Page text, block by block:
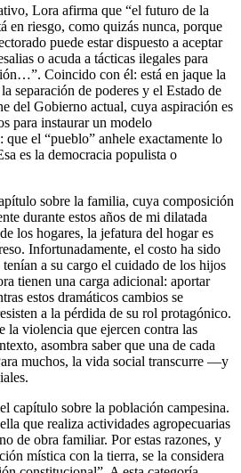
Lora afirma que “el futuro de la
en riesgo, como quizás nunca, porque
puede estar dispuesto a aceptar
o acuda a tácticas ilegales para
Coincido con él: está en jaque la
separación de poderes y el Estado de
del Gobierno actual, cuya aspiración es
para instaurar un modelo
que el “pueblo” anhele exactamente lo
es la democracia populista o
sobre la familia, cuya composición
durante estos años de mi dilatada
los hogares, la jefatura del hogar es
Infortunadamente, el costo ha sido
a su cargo el cuidado de los hijos
tienen una carga adicional: aportar
estos dramáticos cambios se
a la pérdida de su rol protagónico.
la violencia que ejercen contra las
asombra saber que una de cada
muchos, la vida social transcurre —y
capítulo sobre la población campesina.
que realiza actividades agropecuarias
de obra familiar. Por estas razones, y
mística con la tierra, se la considera